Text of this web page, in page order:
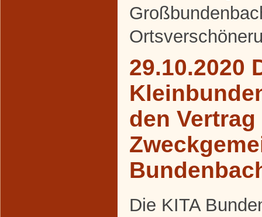
29.10.2020
den Vertrag
Die KITA